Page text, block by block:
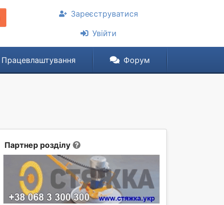
Зареєструватися
Увійти
Працевлаштування Форум
Партнер розділу